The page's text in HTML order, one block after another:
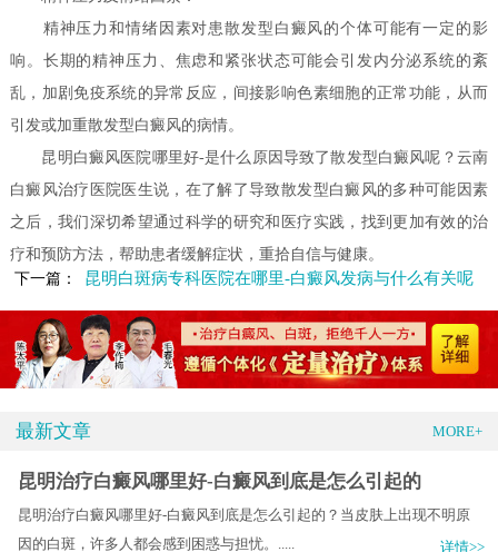
精神压力和情绪因素对患散发型白癜风的个体可能有一定的影
响。长期的精神压力、焦虑和紧张状态可能会引发内分泌系统的紊
乱，加剧免疫系统的异常反应，间接影响色素细胞的正常功能，从而
引发或加重散发型白癜风的病情。
昆明白癜风医院哪里好-是什么原因导致了散发型白癜风呢？云南
白癜风治疗医院医生说，在了解了导致散发型白癜风的多种可能因素
之后，我们深切希望通过科学的研究和医疗实践，找到更加有效的治
疗和预防方法，帮助患者缓解症状，重拾自信与健康。
下一篇：
昆明白斑病专科医院在哪里-白癜风发病与什么有关呢
最新文章 MORE+
昆明治疗白癜风哪里好-白癜风到底是怎么引起的
昆明治疗白癜风哪里好-白癜风到底是怎么引起的？当皮肤上出现不明原
因的白斑，许多人都会感到困惑与担忧。.....
详情>>